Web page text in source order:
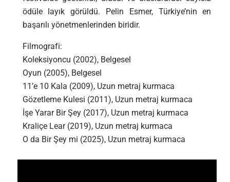
ödüle layık görüldü. Pelin Esmer, Türkiye’nin en
başarılı yönetmenlerinden biridir.
Filmografi:
Koleksiyoncu (2002), Belgesel
Oyun (2005), Belgesel
11’e 10 Kala (2009), Uzun metraj kurmaca
Gözetleme Kulesi (2011), Uzun metraj kurmaca
İşe Yarar Bir Şey (2017), Uzun metraj kurmaca
Kraliçe Lear (2019), Uzun metraj kurmaca
O da Bir Şey mi (2025), Uzun metraj kurmaca